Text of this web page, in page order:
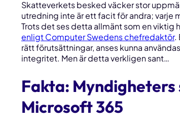
Skatteverkets besked väcker stor
utredning inte är ettfacitför andra; varje
Trots det ses detta allmänt som en viktig
enligt Computer Swedens chefredaktör.
rätt förutsättningar, anses kunna
integritet. Men är detta verkligen sant…
Fakta:
Microsoft 365